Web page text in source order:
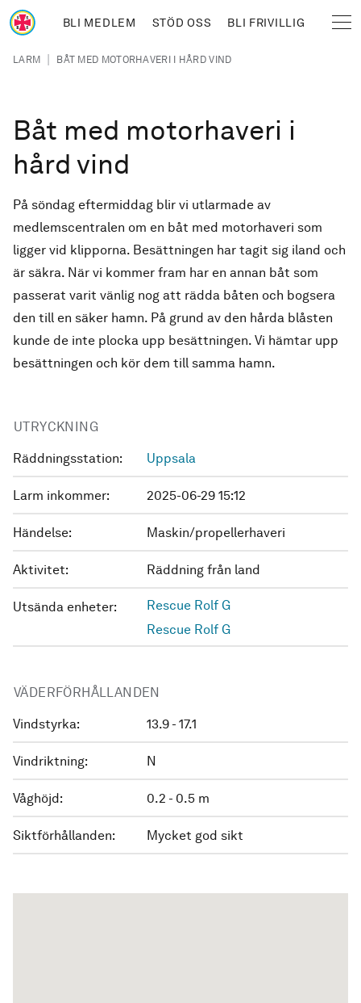
Hoppa till huvudinnehåll
BLI MEDLEM STÖD OSS BLI FRIVILLIG
Länkstig
LARM | BÅT MED MOTORHAVERI I HÅRD VIND
Båt med motorhaveri i
hård vind
På söndag eftermiddag blir vi utlarmade av
medlemscentralen om en båt med motorhaveri som
ligger vid klipporna. Besättningen har tagit sig iland och
är säkra. När vi kommer fram har en annan båt som
passerat varit vänlig nog att rädda båten och bogsera
den till en säker hamn. På grund av den hårda blåsten
kunde de inte plocka upp besättningen. Vi hämtar upp
besättningen och kör dem till samma hamn.
UTRYCKNING
Räddningsstation: Uppsala
Larm inkommer: 2025-06-29 15:12
Händelse: Maskin/propellerhaveri
Aktivitet: Räddning från land
Utsända enheter:
Rescue Rolf G
Rescue Rolf G
VÄDERFÖRHÅLLANDEN
Vindstyrka: 13.9 - 17.1
Vindriktning: N
Våghöjd: 0.2 - 0.5 m
Siktförhållanden: Mycket god sikt